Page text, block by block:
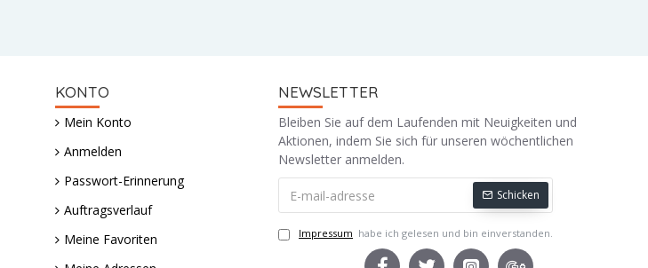
KONTO
Mein Konto
Anmelden
Passwort-Erinnerung
Auftragsverlauf
Meine Favoriten
NEWSLETTER
Bleiben Sie auf dem Laufenden mit Neuigkeiten und
Aktionen, indem Sie sich für unseren wöchentlichen
Newsletter anmelden.
Schicken
Impressum habe ich gelesen und bin einverstanden.